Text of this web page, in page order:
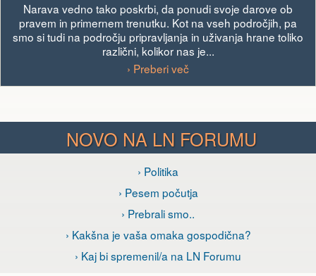
Narava vedno tako poskrbi, da ponudi svoje darove ob
pravem in primernem trenutku. Kot na vseh področjih, pa
smo si tudi na področju pripravljanja in uživanja hrane toliko
različni, kolikor nas je...
› Preberi več
NOVO NA LN FORUMU
› Politika
› Pesem počutja
› Prebrali smo..
› Kakšna je vaša omaka gospodična?
› Kaj bi spremenil/a na LN Forumu